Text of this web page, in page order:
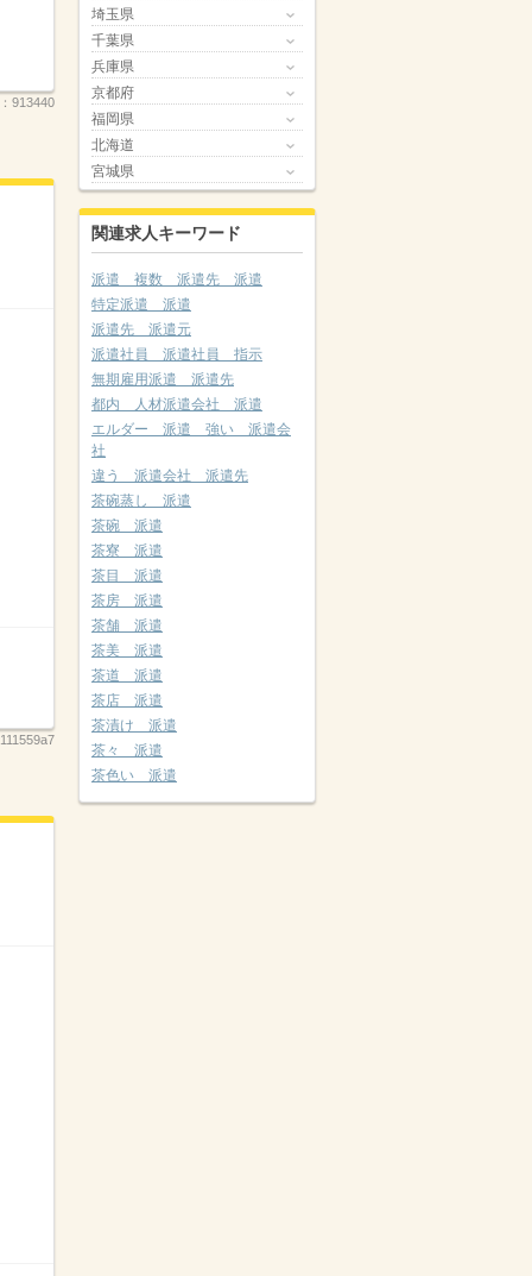
913440
埼玉県
千葉県
兵庫県
京都府
福岡県
北海道
宮城県
関連求人キーワード
派遣 複数 派遣先 派遣
特定派遣 派遣
派遣先 派遣元
派遣社員 派遣社員 指示
無期雇用派遣 派遣先
都内 人材派遣会社 派遣
エルダー 派遣 強い 派遣会
社
違う 派遣会社 派遣先
茶碗蒸し 派遣
茶碗 派遣
茶寮 派遣
茶目 派遣
茶房 派遣
茶舗 派遣
茶美 派遣
茶道 派遣
茶店 派遣
茶漬け 派遣
茶々 派遣
茶色い 派遣